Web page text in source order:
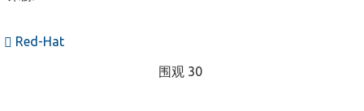
Red-Hat
围观 30